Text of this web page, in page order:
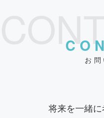
お
将来を一緒